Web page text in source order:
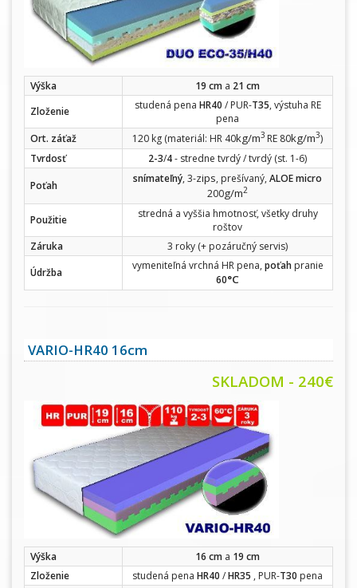
Výška 19 cm a 21 cm
Zloženie
studená pena HR40 / PUR-T35, výstuha RE
pena
Ort. záťaž
120 kg (materiál: HR 40kg/m3 RE 80kg/m3)
Tvrdosť
2-3/4- stredne tvrdý / tvrdý (st. 1-6)
Poťah
snímateľný, 3-zips, prešívaný, ALOE micro
200g/m2
Použitie
stredná a vyššia hmotnosť, všetky druhy
roštov
Záruka
3 roky (+ pozáručný servis)
Údržba
vymeniteľná vrchná HR pena, poťahpranie
60°C
VARIO-HR40 16cm
SKLADOM - 240€
Výška 16 cm a 19 cm
Zloženie
studená pena HR40 /HR35 , PUR-T30 pena